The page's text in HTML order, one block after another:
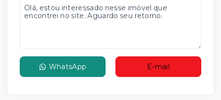
WhatsApp E-mail